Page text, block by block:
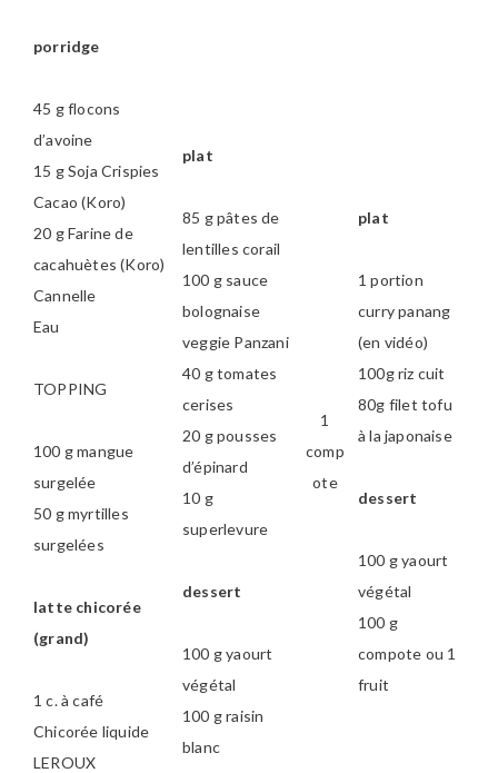
porridge
45 g flocons
d’avoine
15 g Soja Crispies
Cacao (Koro)
20 g Farine de
cacahuètes (Koro)
Cannelle
Eau
TOPPING
100 g mangue
surgelée
50 g myrtilles
surgelées
latte chicorée
(grand)
1 c. à café
Chicorée liquide
LEROUX
plat
85 g pâtes de
lentilles corail
100 g sauce
bolognaise
veggie Panzani
40 g tomates
cerises
20 g pousses
d’épinard
10 g
superlevure
dessert
100 g yaourt
végétal
100 g raisin
blanc
1
comp
ote
plat
1 portion
curry panang
(en vidéo)
100g riz cuit
80g filet tofu
à la japonaise
dessert
100 g yaourt
végétal
100 g
compote ou 1
fruit